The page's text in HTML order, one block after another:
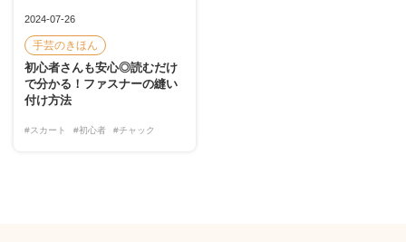
2024-07-26
手芸のきほん
初心者さんも安心◎読むだけ
で分かる！ファスナーの縫い
付け方法
#スカート #初心者 #チャック